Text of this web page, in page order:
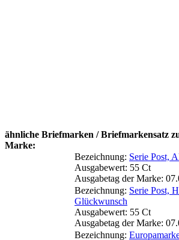
ähnliche Briefmarken / Briefmarkensatz
Marke:
Bezeichnung: Serie Post,
Ausgabewert: 55 Ct
Ausgabetag der Marke:
Bezeichnung: Serie Post,
Glückwunsch
Ausgabewert: 55 Ct
Ausgabetag der Marke:
Bezeichnung: